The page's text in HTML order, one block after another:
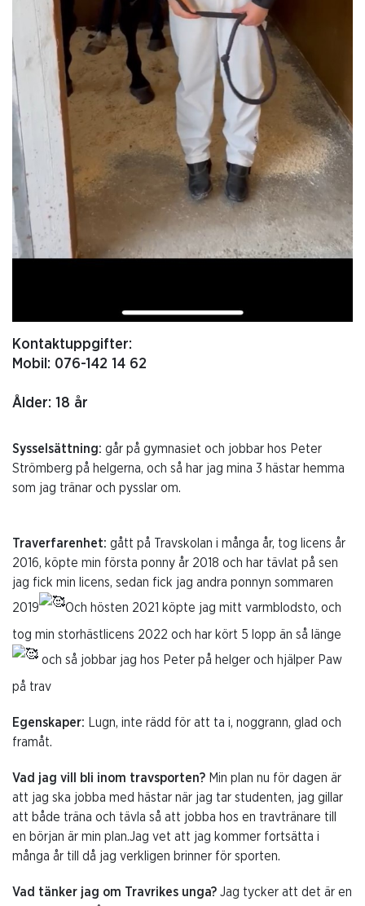
Kontaktuppgifter:
Mobil: 076-142 14 62
Ålder: 18 år
Sysselsättning: går på gymnasiet och jobbar hos Peter
Strömberg på helgerna, och så har jag mina 3 hästar hemma
som jag tränar och pysslar om.
Traverfarenhet: gått på Travskolan i många år, tog licens år
2016, köpte min första ponny år 2018 och har tävlat på sen
jag fick min licens, sedan fick jag andra ponnyn sommaren
2019
Och hösten 2021 köpte jag mitt varmblodsto, och
tog min storhästlicens 2022 och har kört 5 lopp än så länge
och så jobbar jag hos Peter på helger och hjälper Paw
på trav
Egenskaper: Lugn, inte rädd för att ta i, noggrann, glad och
framåt.
Vad jag vill bli inom travsporten? Min plan nu för dagen är
att jag ska jobba med hästar när jag tar studenten, jag gillar
att både träna och tävla så att jobba hos en travtränare till
en början är min plan.Jag vet att jag kommer fortsätta i
många år till då jag verkligen brinner för sporten.
Vad tänker jag om Travrikes unga? Jag tycker att det är en